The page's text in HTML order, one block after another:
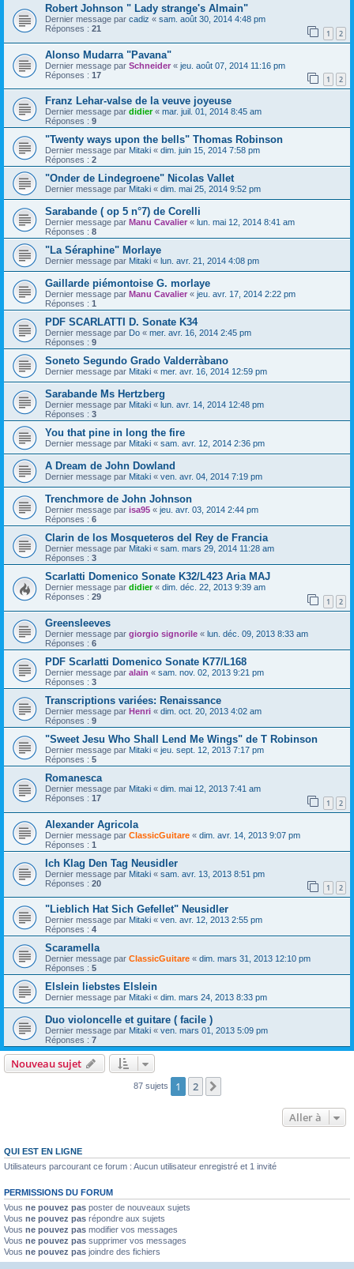
Robert Johnson " Lady strange's Almain"
Dernier message par cadiz « sam. août 30, 2014 4:48 pm
Réponses : 21 1 2
Alonso Mudarra "Pavana"
Dernier message par Schneider « jeu. août 07, 2014 11:16 pm
Réponses : 17 1 2
Franz Lehar-valse de la veuve joyeuse
Dernier message par didier« mar. juil. 01, 2014 8:45 am
Réponses : 9
"Twenty ways upon the bells" Thomas Robinson
Dernier message par Mitaki « dim. juin 15, 2014 7:58 pm
Réponses : 2
"Onder de Lindegroene" Nicolas Vallet
Dernier message par Mitaki « dim. mai 25, 2014 9:52 pm
Sarabande ( op 5 n°7) de Corelli
Dernier message par Manu Cavalier « lun. mai 12, 2014 8:41 am
Réponses : 8
"La Séraphine" Morlaye
Dernier message par Mitaki « lun. avr. 21, 2014 4:08 pm
Gaillarde piémontoise G. morlaye
Dernier message par Manu Cavalier « jeu. avr. 17, 2014 2:22 pm
Réponses : 1
PDF SCARLATTI D. Sonate K34
Dernier message par Do « mer. avr. 16, 2014 2:45 pm
Réponses : 9
Soneto Segundo Grado Valderràbano
Dernier message par Mitaki « mer. avr. 16, 2014 12:59 pm
Sarabande Ms Hertzberg
Dernier message par Mitaki « lun. avr. 14, 2014 12:48 pm
Réponses : 3
You that pine in long the fire
Dernier message par Mitaki « sam. avr. 12, 2014 2:36 pm
A Dream de John Dowland
Dernier message par Mitaki « ven. avr. 04, 2014 7:19 pm
Trenchmore de John Johnson
Dernier message par isa95 « jeu. avr. 03, 2014 2:44 pm
Réponses : 6
Clarin de los Mosqueteros del Rey de Francia
Dernier message par Mitaki « sam. mars 29, 2014 11:28 am
Réponses : 3
Scarlatti Domenico Sonate K32/L423 Aria MAJ
Dernier message par didier« dim. déc. 22, 2013 9:39 am
Réponses : 29 1 2
Greensleeves
Dernier message par giorgio signorile « lun. déc. 09, 2013 8:33 am
Réponses : 6
PDF Scarlatti Domenico Sonate K77/L168
Dernier message par alain « sam. nov. 02, 2013 9:21 pm
Réponses : 3
Transcriptions variées: Renaissance
Dernier message par Henri « dim. oct. 20, 2013 4:02 am
Réponses : 9
"Sweet Jesu Who Shall Lend Me Wings" de T Robinson
Dernier message par Mitaki « jeu. sept. 12, 2013 7:17 pm
Réponses : 5
Romanesca
Dernier message par Mitaki « dim. mai 12, 2013 7:41 am
Réponses : 17 1 2
Alexander Agricola
Dernier message par ClassicGuitare « dim. avr. 14, 2013 9:07 pm
Réponses : 1
Ich Klag Den Tag Neusidler
Dernier message par Mitaki « sam. avr. 13, 2013 8:51 pm
Réponses : 20 1 2
"Lieblich Hat Sich Gefellet" Neusidler
Dernier message par Mitaki « ven. avr. 12, 2013 2:55 pm
Réponses : 4
Scaramella
Dernier message par ClassicGuitare « dim. mars 31, 2013 12:10 pm
Réponses : 5
Elslein liebstes Elslein
Dernier message par Mitaki « dim. mars 24, 2013 8:33 pm
Duo violoncelle et guitare ( facile )
Dernier message par Mitaki « ven. mars 01, 2013 5:09 pm
Réponses : 7
Nouveau sujet
87 sujets 1 2
Aller à
QUI EST EN LIGNE
Utilisateurs parcourant ce forum : Aucun utilisateur enregistré et 1 invité
PERMISSIONS DU FORUM
Vous ne pouvez pas poster de nouveaux sujets
Vous ne pouvez pas répondre aux sujets
Vous ne pouvez pas modifier vos messages
Vous ne pouvez pas supprimer vos messages
Vous ne pouvez pas joindre des fichiers